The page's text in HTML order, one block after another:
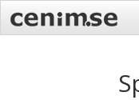
content